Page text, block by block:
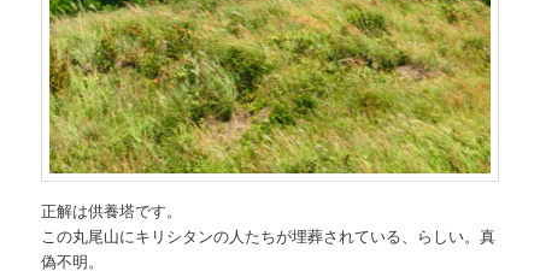
正解は供養塔です。
この丸尾山にキリシタンの人たちが埋葬されている、らしい。真
偽不明。